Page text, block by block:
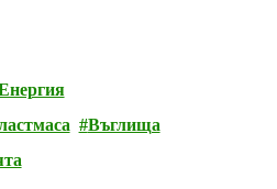
Въглища